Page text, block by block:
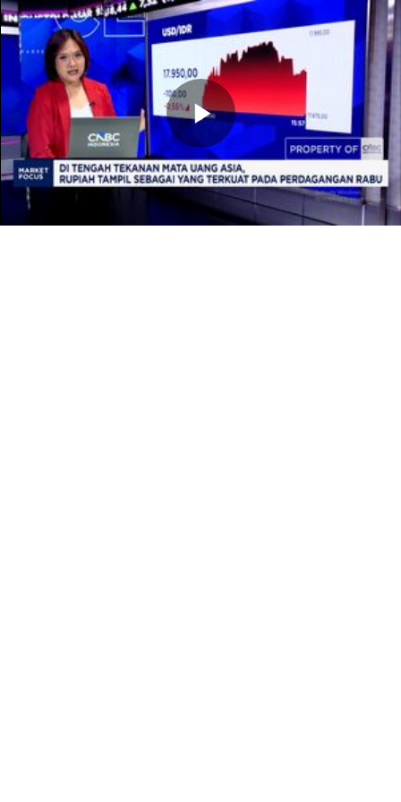
Memutarkan
Video